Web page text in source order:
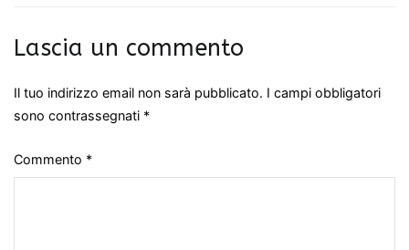
Lascia un commento
Il tuo indirizzo email non sarà pubblicato. I campi obbligatori
sono contrassegnati *
Commento *